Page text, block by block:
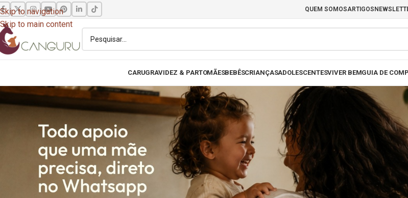
Skip to navigation
Skip to main content
QUEM SOMOSARTIGOS
CARUGRAVIDEZ & PARTOMÃESBEBÊSCRIANÇASADOLESCENTESVIVER BEMGUIA DE